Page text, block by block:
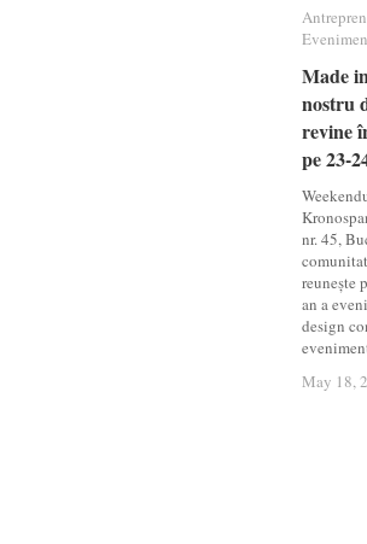
Made
nostru
revine
pe 23-
nr. 45,
reunește
an a
design
May 18,
Made
nostru
revine
pe 23-
May 18,